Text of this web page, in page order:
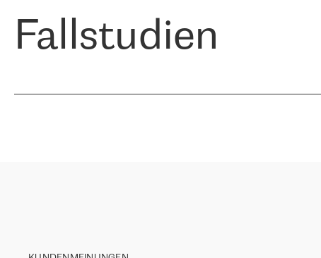
Fallstudien